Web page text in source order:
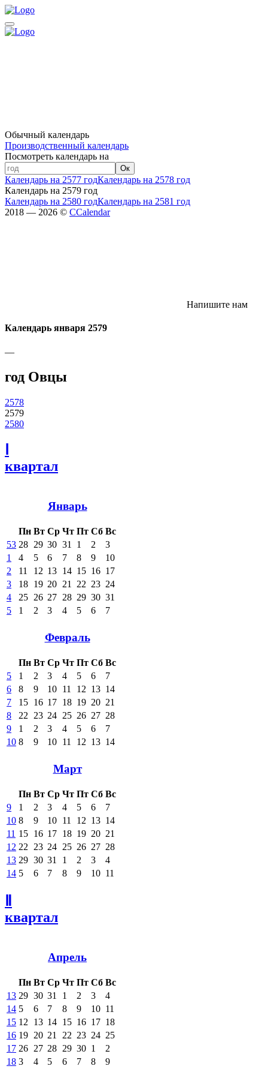
Обычный календарь
Производственный календарь
Посмотреть календарь на
Ок
Календарь на 2577 годКалендарь на 2578 год
Календарь на 2579 год
Календарь на 2580 годКалендарь на 2581 год
2018 — 2026 © CCalendar
Напишите нам
Календарь января 2579
—
год Овцы
2578
2579
2580
квартал
Январь
Пн Вт Ср Чт Пт Сб Вс
53 28 29 30 31 1 2
3
1
4 5 6 7 8 9
10
2
11 12 13 14 15 16 17
3
18 19 20 21 22 23 24
4
25 26 27 28 29 30 31
5
1 2 3 4 5 6 7
Февраль
Пн Вт Ср Чт Пт Сб Вс
5
1 2 3 4 5 6
7
6
8 9 10 11 12 13 14
7
15 16 17 18 19 20 21
8
22 23 24 25 26 27 28
9
1 2 3 4 5 6
7
10 8 9 10 11 12 13 14
Март
Пн Вт Ср Чт Пт Сб Вс
9
1 2 3 4 5 6
7
10 8 9 10 11 12 13 14
11 15 16 17 18 19 20 21
12 22 23 24 25 26 27 28
13 29 30 31 1 2 3
4
14 5 6 7 8 9 10 11
квартал
Апрель
Пн Вт Ср Чт Пт Сб Вс
13 29 30 31 1 2 3
4
14 5 6 7 8 9 10 11
15 12 13 14 15 16 17 18
16 19 20 21 22 23 24 25
17 26 27 28 29 30 1
2
18 3 4 5 6 7 8 9